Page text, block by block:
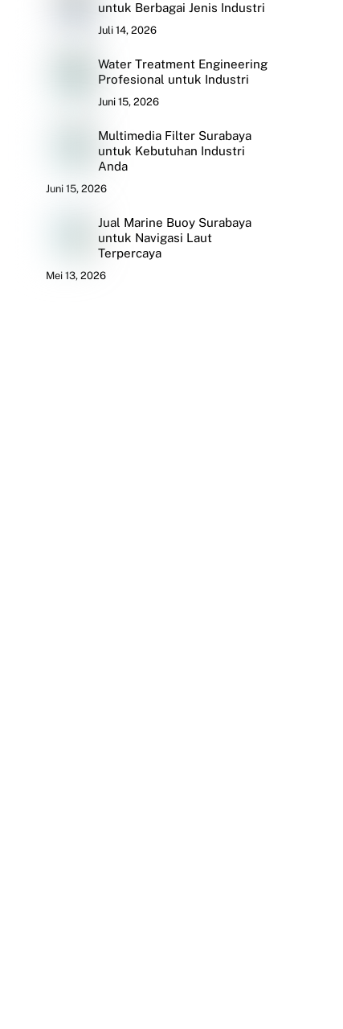
untuk Berbagai Jenis Industri
Juli 14, 2026
Water Treatment Engineering
Profesional untuk Industri
Juni 15, 2026
Multimedia Filter Surabaya
untuk Kebutuhan Industri
Anda
Juni 15, 2026
Jual Marine Buoy Surabaya
untuk Navigasi Laut
Terpercaya
Mei 13, 2026